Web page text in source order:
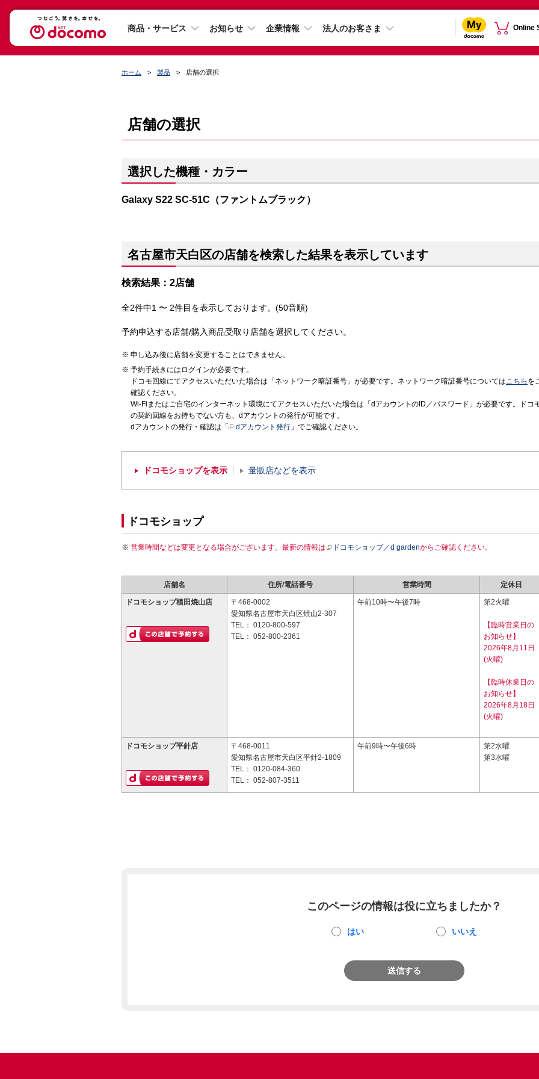
商品・サービス お知らせ 企業情報 法人のお客さま Online
ホーム 製品 店舗の選択
店舗の選択
選択した機種・カラー
Galaxy S22 SC-51C（ファントムブラック）
名古屋市天白区の店舗を検索した結果を表示しています
検索結果：2店舗
全2件中1 〜 2件目を表示しております。(50音順)
予約申込する店舗/購入商品受取り店舗を選択してください。
申し込み後に店舗を変更することはできません。
予約手続きにはログインが必要です。
ドコモ回線にてアクセスいただいた場合は「ネットワーク暗証番号」が必要です。ネットワーク暗証番号についてはこちら を
確認ください。
Wi-Fiまたはご自宅のインターネット環境にてアクセスいただいた場合は「dアカウントのID／パスワード」が必要です。ドコ
の契約回線をお持ちでない方も、dアカウントの発行が可能です。
dアカウントの発行・確認は「
dアカウント発行 」でご確認ください。
ドコモショップを表示 量販店などを表示
ドコモショップ
営業時間などは変更となる場合がございます。最新の情報は ドコモショップ／d gardenからご確認ください。
店舗名 住所/電話番号 営業時間 定休日
ドコモショップ植田焼山店
〒468-0002
愛知県名古屋市天白区焼山2-307
TEL： 0120-800-597
TEL： 052-800-2361
午前10時〜午後7時 第2火曜
【臨時営業日の
お知らせ】
2026年8月11日
(火曜)
【臨時休業日の
お知らせ】
2026年8月18日
(火曜)
ドコモショップ平針店
〒468-0011
愛知県名古屋市天白区平針2-1809
TEL： 0120-084-360
TEL： 052-807-3511
午前9時〜午後6時
第2水曜
第3水曜
このページの情報は役に立ちましたか？
はい いいえ
送信する